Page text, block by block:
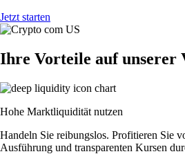
Jetzt starten
Ihre Vorteile auf unserer
Hohe Marktliquidität nutzen
Handeln Sie reibungslos. Profitieren Sie
Ausführung und transparenten Kursen